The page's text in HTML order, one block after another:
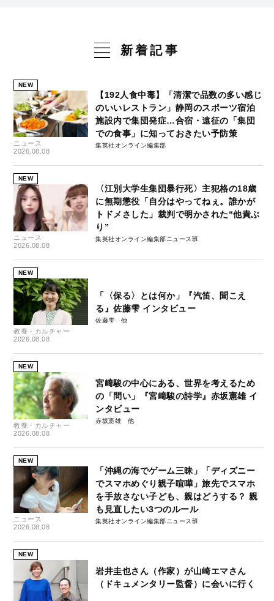
新着記事
NEW
ニュース
2026.08.08
【192人食中毒】「清潔で品数の多い感じ
のいいレストラン」静岡のスポーツ宿泊
施設内で集団発症…合宿・遠征の「集団
での食事」に知っておきたい予防策
集英社オンライン編集部
NEW
ニュース
2026.08.08
〈江別大学生集団暴行死〉主犯格の18歳
に無期懲役「自分はやってねぇ。誰かが
トドメさした」裁判で明かされた“他責ぶ
り”
集英社オンライン編集部ニュース班
NEW
教養・カルチャー
2026.08.08
「〈保る〉とは何か」『汽笛、聞こえ
る』佐藤雫 インタビュー
佐藤雫
NEW
教養・カルチャー
2026.08.08
宮﨑駿の中心にある、世界を考えるため
の「問い」『宮﨑駿の詩学』赤坂憲雄 イ
ンタビュー
赤坂憲雄
NEW
ニュース
2026.08.08
「沖縄の海でゲーム三昧」「ディズニー
でスマホめぐり親子喧嘩」旅先でスマホ
を手放さない子ども、親はどうする？ 親
も見直したい3つのルール
集英社オンライン編集部ニュース班
NEW
岩井圭也さん（作家）が山崎エマさん
（ドキュメンタリー監督）に会いに行く